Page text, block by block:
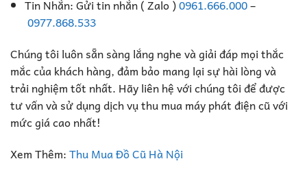
Tin Nhắn: Gửi tin nhắn ( Zalo )0961.666.000–
0977.868.533
Chúng tôi luôn sẵn sàng lắng nghe và giải đáp mọi thắc
mắc của khách hàng, đảm bảo mang lại sự hài lòng và
trải nghiệm tốt nhất. Hãy liên hệ với chúng tôi để được
tư vấn và sử dụng dịch vụ thu mua máy phát điện cũ với
mức giá cao nhất!
Xem Thêm:Thu Mua Đồ Cũ Hà Nội